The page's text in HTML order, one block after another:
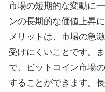
市場の短期的な変動に
ンの長期的な価値上昇
メリットは、市場の急
受けにくいことです。
で、ビットコイン市場
することができます。